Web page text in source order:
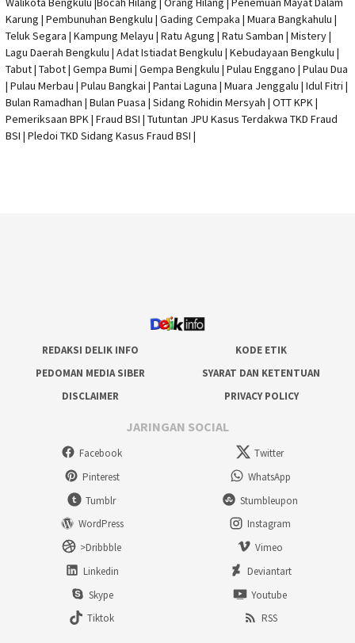
Karung | Pembunuhan Bengkulu | Gading Cempaka | Muara Bangkahulu |
Teluk Segara | Kampung Melayu | Ratu Agung | Ratu Samban | Mistery |
Lagu Daerah Bengkulu | Adat Istiadat Bengkulu | Kebudayaan Bengkulu |
Tabut | Tabot | Gempa Bumi | Gempa Bengkulu | Pulau Enggano | Pulau Dua
| Pulau Merbau | Pulau Bangkai | Pantai Laguna | Muara Jenggalu | Idul Fitri |
Bulan Ramadhan | Bulan Puasa | Sidang Rohidin Mersyah | OTT KPK|
Pemeriksaan BPK | Fraud BSI | Tutuntan JPU Kasus Terdakwa TKD Fraud
BSI | Pledoi TKD Sidang Kasus Fraud BSI |
REDAKSI DELIK INFO
KODE ETIK
PEDOMAN MEDIA SIBER
SYARAT DAN KETENTUAN
DISCLAIMER
PRIVACY POLICY
JARINGAN SOCIAL
Facebook
Twitter
Pinterest
WhatsApp
Tumblr
Stumbleupon
WordPress
Instagram
>Dribbble
Vimeo
Linkedin
Deviantart
Skype
Youtube
Tiktok
RSS